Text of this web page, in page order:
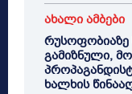
ახალი ამბები
რუსოფობიაზე
გამიზნული,
ხალხის